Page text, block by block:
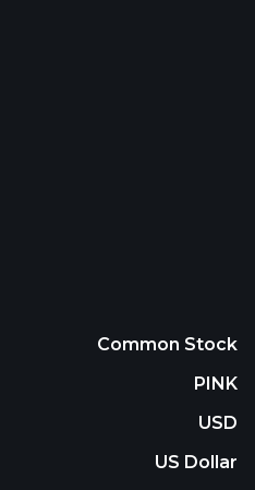
Common Stock
PINK
USD
US Dollar